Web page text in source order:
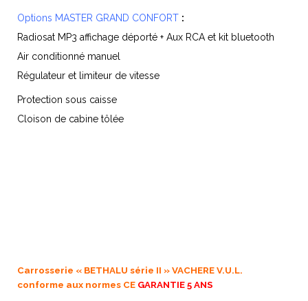
Options MASTER GRAND CONFORT :
Radiosat MP3 affichage déporté + Aux RCA et kit bluetooth
Air conditionné manuel
Régulateur et limiteur de vitesse
Protection sous caisse
Cloison de cabine tôlée
Carrosserie « BETHALU série II » VACHERE V.U.L.
conforme aux normes CE GARANTIE 5 ANS